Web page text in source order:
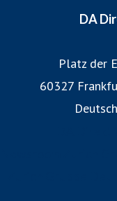
DA
Platz der
60327